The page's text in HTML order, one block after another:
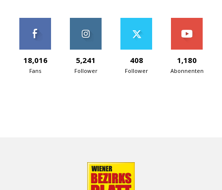
18,016
Fans
5,241
Follower
408
Follower
1,180
Abonnenten